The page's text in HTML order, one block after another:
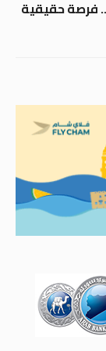
فرصة حقيقية